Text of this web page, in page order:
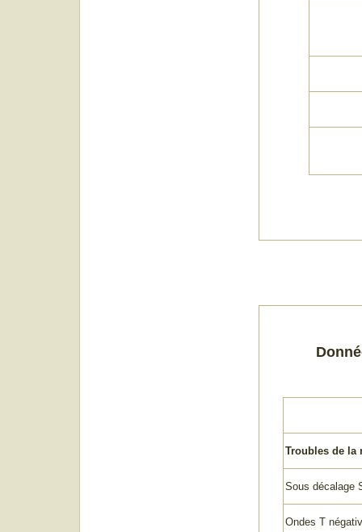
Troubles de la
Sous décalage
Ondes T